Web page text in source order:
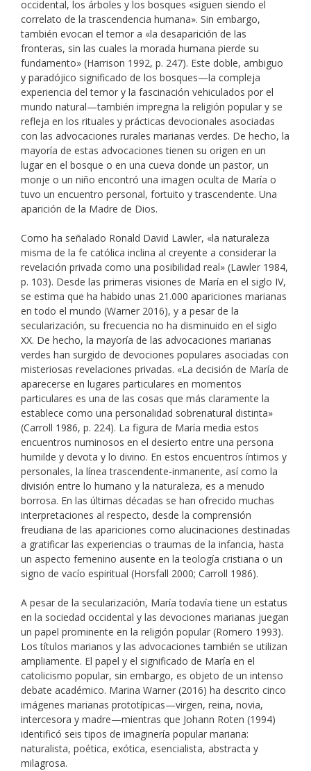
occidental, los árboles y los bosques «siguen siendo el
correlato de la trascendencia humana». Sin embargo,
también evocan el temor a «la desaparición de las
fronteras, sin las cuales la morada humana pierde su
fundamento» (Harrison 1992, p. 247). Este doble, ambiguo
y paradójico significado de los bosques—la compleja
experiencia del temor y la fascinación vehiculados por el
mundo natural—también impregna la religión popular y se
refleja en los rituales y prácticas devocionales asociadas
con las advocaciones rurales marianas verdes. De hecho, la
mayoría de estas advocaciones tienen su origen en un
lugar en el bosque o en una cueva donde un pastor, un
monje o un niño encontró una imagen oculta de María o
tuvo un encuentro personal, fortuito y trascendente. Una
aparición de la Madre de Dios.
Como ha señalado Ronald David Lawler, «la naturaleza
misma de la fe católica inclina al creyente a considerar la
revelación privada como una posibilidad real» (Lawler 1984,
p. 103). Desde las primeras visiones de María en el siglo IV,
se estima que ha habido unas 21.000 apariciones marianas
en todo el mundo (Warner 2016), y a pesar de la
secularización, su frecuencia no ha disminuido en el siglo
XX. De hecho, la mayoría de las advocaciones marianas
verdes han surgido de devociones populares asociadas con
misteriosas revelaciones privadas. «La decisión de María de
aparecerse en lugares particulares en momentos
particulares es una de las cosas que más claramente la
establece como una personalidad sobrenatural distinta»
(Carroll 1986, p. 224). La figura de María media estos
encuentros numinosos en el desierto entre una persona
humilde y devota y lo divino. En estos encuentros íntimos y
personales, la línea trascendente-inmanente, así como la
división entre lo humano y la naturaleza, es a menudo
borrosa. En las últimas décadas se han ofrecido muchas
interpretaciones al respecto, desde la comprensión
freudiana de las apariciones como alucinaciones destinadas
a gratificar las experiencias o traumas de la infancia, hasta
un aspecto femenino ausente en la teología cristiana o un
signo de vacío espiritual (Horsfall 2000; Carroll 1986).
A pesar de la secularización, María todavía tiene un estatus
en la sociedad occidental y las devociones marianas juegan
un papel prominente en la religión popular (Romero 1993).
Los títulos marianos y las advocaciones también se utilizan
ampliamente. El papel y el significado de María en el
catolicismo popular, sin embargo, es objeto de un intenso
debate académico. Marina Warner (2016) ha descrito cinco
imágenes marianas prototípicas—virgen, reina, novia,
intercesora y madre—mientras que Johann Roten (1994)
identificó seis tipos de imaginería popular mariana:
naturalista, poética, exótica, esencialista, abstracta y
milagrosa.